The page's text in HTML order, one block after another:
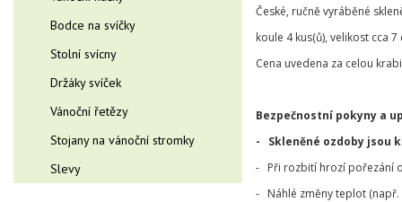
Bodce na svíčky
Stolní svícny
Držáky svíček
Vánoční řetězy
Stojany na vánoční stromky
Slevy
České, ručně vyráběné
koule 4 kus(ů), velikost cca 7
Cena uvedena za celou
Bezpečnostní pokyny a
- Skleněné ozdoby jsou
- Při rozbití hrozí pořezání
- Náhlé změny teplot (např.